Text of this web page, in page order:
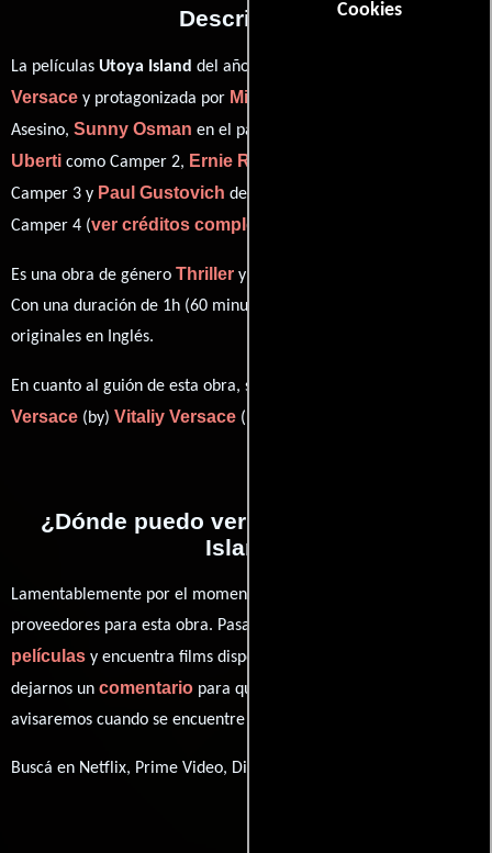
Cookies
Descripción
La películas Utoya Island del año 2012, está dirigida por
Versace y protagonizada por Michael Bole
Asesino, Sunny Osman en el papel de Camper 1,
Uberti como Camper 2, Ernie R. Jackson
Camper 3 y Paul Gustovich desempeñando el papel de
Camper 4 (ver créditos completos
Es una obra de género Thriller y
Con una duración de 1h (60 minutos), esta película tiene diálogos
originales en Inglés.
En cuanto al guión de esta obra, se encuentra a cargo de
Versace (by) Vitaliy Versace ((by)).
¿Dónde puedo ver la películas Utoya
Island?
Lamentablemente por el momento no contamos con enlaces a
proveedores para esta obra. Pasa por nuestro catálogo de
películas y encuentra films disponibles. También puedes
dejarnos un comentario para que le demos prioridad y te
avisaremos cuando se encuentre disponible
Buscá en Netflix, Prime Video, Disney+